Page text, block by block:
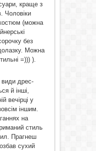
краще з
Чоловіки
(можна
без
Можна
=))) ).
види дрес-
й інші,
вечірці у
іншим.
на
стиль
Прагнеш
сухий